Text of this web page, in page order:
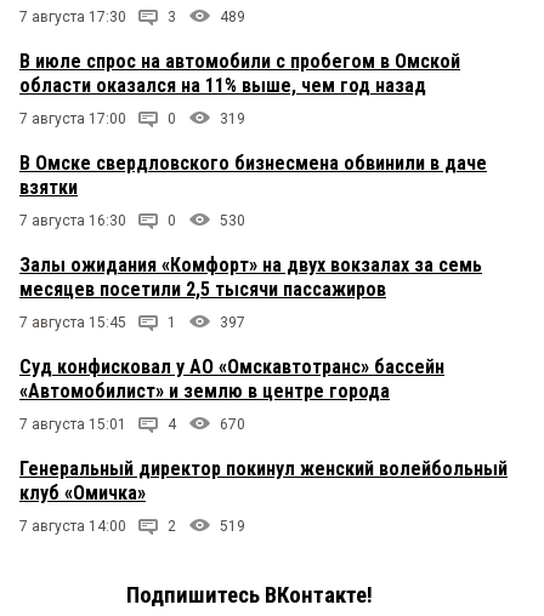
7 августа 17:30 3 489
В июле спрос на автомобили с пробегом в Омской
области оказался на 11% выше, чем год назад
7 августа 17:00 0 319
В Омске свердловского бизнесмена обвинили в даче
взятки
7 августа 16:30 0 530
Залы ожидания «Комфорт» на двух вокзалах за семь
месяцев посетили 2,5 тысячи пассажиров
7 августа 15:45 1 397
Суд конфисковал у АО «Омскавтотранс» бассейн
«Автомобилист» и землю в центре города
7 августа 15:01 4 670
Генеральный директор покинул женский волейбольный
клуб «Омичка»
7 августа 14:00 2 519
Подпишитесь ВКонтакте!